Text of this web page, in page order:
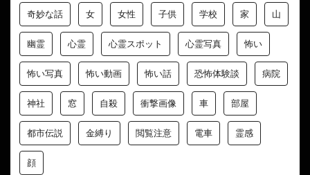
奇妙な話 女 女性 子供 学校 家 山
幽霊 心霊 心霊スポット 心霊写真 怖い
怖い写真 怖い動画 怖い話 恐怖体験談 病院
神社 窓 自殺 衝撃画像 車 部屋
都市伝説 金縛り 閲覧注意 電車 霊感
顔